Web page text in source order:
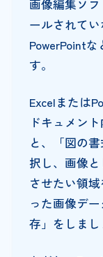
画像編集ソ
ールされて
PowerPoint
す。
Excelまたは
ドキュメン
と、「図の
択し、画像
させたい領
った画像デ
存」をしまし